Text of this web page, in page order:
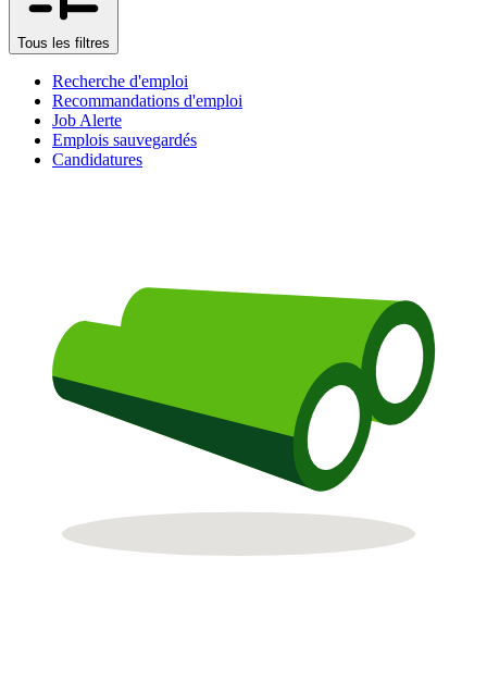
Tous les filtres
Recherche d'emploi
Recommandations d'emploi
Job Alerte
Emplois sauvegardés
Candidatures